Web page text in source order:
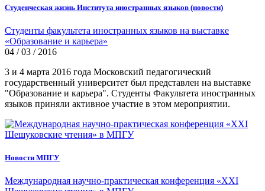
Студенческая жизнь Института иностранных языков (новости)
Студенты факультета иностранных языков на выставке
«Образование и карьера»
04 / 03 / 2016
3 и 4 марта 2016 года Московский педагогический
государственный университет был представлен на выставке
"Образование и карьера". Студенты Факультета иностранных
языков приняли активное участие в этом мероприятии.
Новости МПГУ
Международная научно-практическая конференция «XXI